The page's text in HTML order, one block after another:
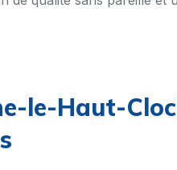
le-Haut-